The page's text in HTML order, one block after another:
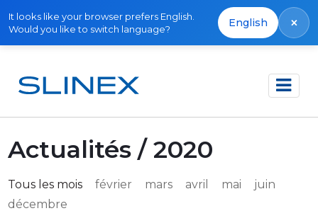
It looks like your browser prefers English.
Would you like to switch language?
English ×
Accueil Actualités
Actualités / 2020
Tous les mois février mars avril mai
juin
décembre